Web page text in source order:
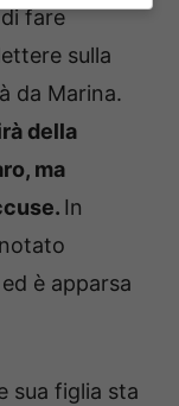
fare
sulla
da Marina.
della
ma
In
è apparsa
sua figlia sta